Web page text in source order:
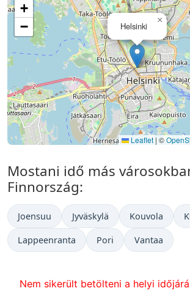
Helsinki
×
+
−
Leaflet | ©
Mostani idő más
Finnország:
Joensuu Jyväskylä Kouvola
Lappeenranta Pori Vantaa
Nem sikerült betölteni a helyi